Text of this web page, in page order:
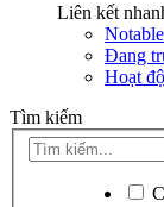
Liên kết
Đang
Hoạt
Tìm kiếm